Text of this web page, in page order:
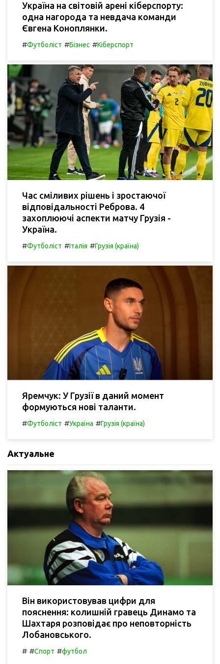
Україна на світовій арені кіберспорту:
одна нагорода та невдача команди
Євгена Коноплянки.
#Футболіст #Бізнес #Кіберспорт
Час сміливих рішень і зростаючої
відповідальності Реброва. 4
захоплюючі аспекти матчу Грузія -
Україна.
#Футболіст #Італія #Грузія (країна)
Яремчук: У Грузії в даний момент
формуються нові таланти.
#Футболіст #Україна #Грузія (країна)
Актуальне
Він використовував цифри для
пояснення: колишній гравець Динамо та
Шахтаря розповідає про неповторність
Лобановського.
# #Спорт #футбол